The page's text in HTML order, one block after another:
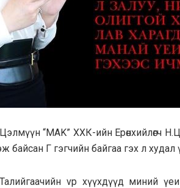
“MAK” ХХК-ийн Еpөнхийлөгч
байсан Г гэгчийн байгаа гэх л худал
vp xүүхдүүд миний